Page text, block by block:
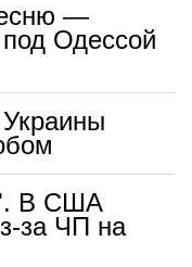
—
Одессой
В США
за ЧП на